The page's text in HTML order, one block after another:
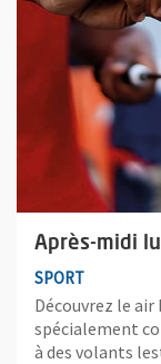
Après-midi
SPORT
Découvrez le
spécialement
à des volants